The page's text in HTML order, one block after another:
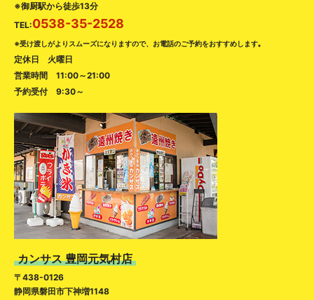
※御厨駅から徒歩13分
TEL:0538-35-2528
※受け渡しがよりスムーズになりますので、お電話のご予約をおすすめします｡
定休日 火曜日
営業時間 11:00～21:00
予約受付 9:30～
カンサス 豊岡元気村店
〒438-0126
静岡県磐田市下神増1148